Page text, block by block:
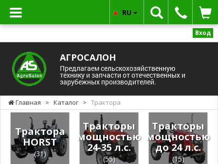
Вход
АГРОСАЛОН
Предлагаем сельскохозяйственную
технику и запчасти от отечественных и
зарубежных производителей.
RU
Главная > Каталог > Трактора
Трактора
HORST
(31)
Тракторы
мощностью
24-35 л.с.
(55)
Тракторы
мощностью
до 24 л.с.
(15)